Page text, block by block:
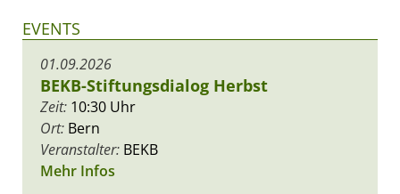
EVENTS
01.09.2026
BEKB-Stiftungsdialog Herbst
Zeit: 10:30 Uhr
Ort: Bern
Veranstalter: BEKB
Mehr Infos